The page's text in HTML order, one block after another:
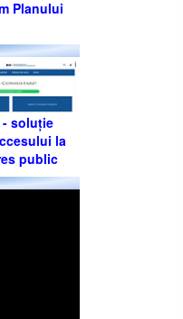
Planului
- soluție
la
public